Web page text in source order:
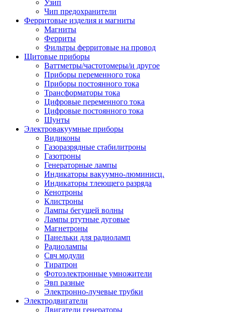
Узип
Чип предохранители
Ферритовые изделия и магниты
Магниты
Ферриты
Фильтры ферритовые на провод
Щитовые приборы
Ваттметры/частотомеры/и другое
Приборы переменного тока
Приборы постоянного тока
Трансформаторы тока
Цифровые переменного тока
Цифровые постоянного тока
Шунты
Электровакуумные приборы
Видиконы
Газоразрядные стабилитроны
Газотроны
Генераторные лампы
Индикаторы вакуумно-люминисц.
Индикаторы тлеющего разряда
Кенотроны
Клистроны
Лампы бегущей волны
Лампы ртутные дуговые
Магнетроны
Панельки для радиоламп
Радиолампы
Свч модули
Тиратрон
Фотоэлектронные умножители
Эвп разные
Электронно-лучевые трубки
Электродвигатели
Двигатели генераторы